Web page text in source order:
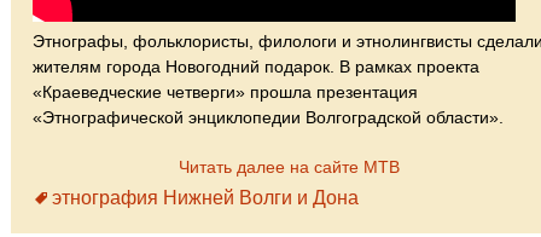
Этнографы, фольклористы, филологи и этнолингвисты
жителям города Новогодний подарок. В рамках проекта
«Краеведческие четверги» прошла презентация
«Этнографической энциклопедии Волгоградской области».
Читать далее на сайте МТВ
этнография Нижней Волги и Дона